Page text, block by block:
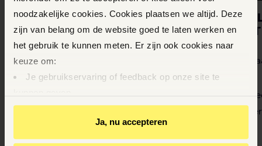
noodzakelijke cookies. Cookies plaatsen we altijd. Deze
zijn van belang om de website goed te laten werken en
het gebruik te kunnen meten. Er zijn ook cookies naar
keuze om:
Je gebruikservaring of feedback op onze site te
Op basis van je gedrag je relevantere informatie op
onze website en via e-mails te kunnen geven
Youtube-video’s te kunnen bekijken
Ja, nu accepteren
MAAIKE BOERSMA
Manager
Eerlijk
Enthousiast
BONT